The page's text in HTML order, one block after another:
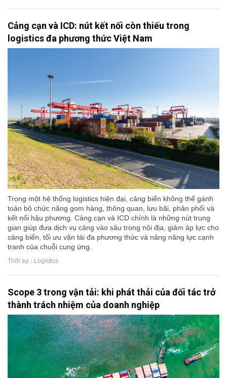
Cảng cạn và ICD: nút kết nối còn thiếu trong
logistics đa phương thức Việt Nam
Trong một hệ thống logistics hiện đại, cảng biển không thể gánh
toàn bộ chức năng gom hàng, thông quan, lưu bãi, phân phối và
kết nối hậu phương. Cảng cạn và ICD chính là những nút trung
gian giúp đưa dịch vụ cảng vào sâu trong nội địa, giảm áp lực cho
cảng biển, tối ưu vận tải đa phương thức và nâng năng lực cạnh
tranh của chuỗi cung ứng.
Thời sự - Logistics
Scope 3 trong vận tải: khi phát thải của đối tác trở
thành trách nhiệm của doanh nghiệp